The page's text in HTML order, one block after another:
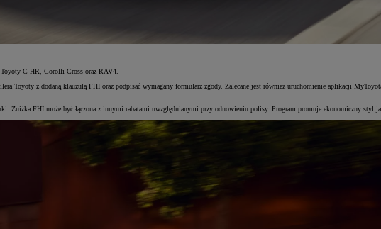
C-HR, Corolli Cross oraz RAV4.
Toyoty z dodaną klauzulą FHI oraz podpisać wymagany formularz zgody. Zalecane jest również uruchomienie aplikacji
Zniżka FHI może być łączona z innymi rabatami uwzględnianymi przy odnowieniu polisy. Program promuje ekonomiczny styl